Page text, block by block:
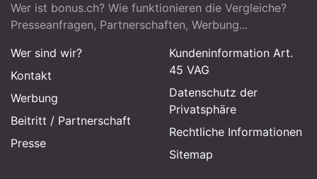
Wer ist bonus.ch? Wie funktionieren die Vergleiche?
Presseanfragen, Partnerschaften, Werbung...
Wer sind wir?
Kontakt
Werbung
Beitritt / Partnerschaft
Presse
Kundeninformation Art.
45 VAG
Datenschutz der
Privatsphäre
Rechtliche Informationen
Sitemap